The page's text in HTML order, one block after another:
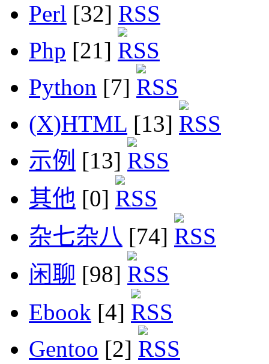
Perl [32]
Php [21]
Python [7]
(X)HTML [13]
示例 [13]
其他 [0]
杂七杂八 [74]
闲聊 [98]
Ebook [4]
Gentoo [2]